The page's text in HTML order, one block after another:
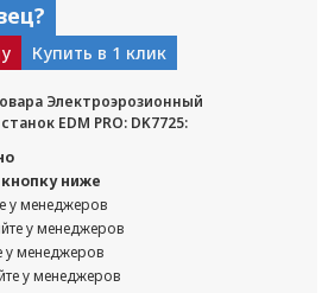
Купить в 1 клик
Электроэрозионный
EDM PRO: DK7725:
ниже
у менеджеров
у менеджеров
у менеджеров
у менеджеров